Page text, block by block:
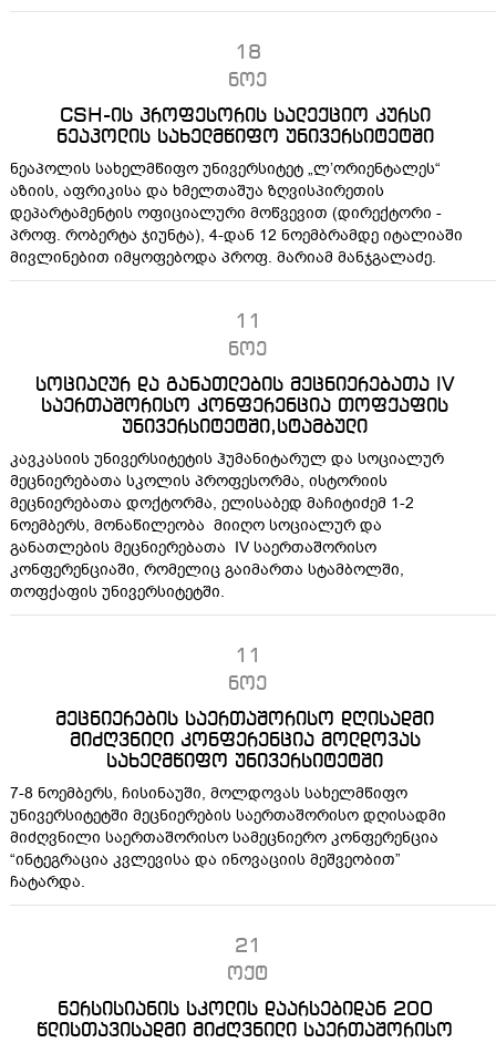
18
ნოე
CSH-ის პროფესორის სალექციო კურსი
ნეაპოლის სახელმწიფო უნივერსიტეტში
ნეაპოლის სახელმწიფო უნივერსიტეტ „ლ’ორიენტალეს“
აზიის, აფრიკისა და ხმელთაშუა ზღვისპირეთის
დეპარტამენტის ოფიციალური მოწვევით (დირექტორი -
პროფ. რობერტა ჯიუნტა), 4-დან 12 ნოემბრამდე იტალიაში
მივლინებით იმყოფებოდა პროფ. მარიამ მანჯგალაძე.
11
ნოე
სოციალურ და განათლების მეცნიერებათა IV
საერთაშორისო კონფერენცია თოფქაფის
უნივერსიტეტში,სტამბული
კავკასიის უნივერსიტეტის ჰუმანიტარულ და სოციალურ
მეცნიერებათა სკოლის პროფესორმა, ისტორიის
მეცნიერებათა დოქტორმა, ელისაბედ მაჩიტიძემ 1-2
ნოემბერს, მონაწილეობა მიიღო სოციალურ და
განათლების მეცნიერებათა IV საერთაშორისო
კონფერენციაში, რომელიც გაიმართა სტამბოლში,
თოფქაფის უნივერსიტეტში.
11
ნოე
მეცნიერების საერთაშორისო დღისადმი
მიძღვნილი კონფერენცია მოლდოვას
სახელმწიფო უნივერსიტეტში
7-8 ნოემბერს, ჩისინაუში, მოლდოვას სახელმწიფო
უნივერსიტეტში მეცნიერების საერთაშორისო დღისადმი
მიძღვნილი საერთაშორისო სამეცნიერო კონფერენცია
“ინტეგრაცია კვლევისა და ინოვაციის მეშვეობით”
ჩატარდა.
21
ოქტ
ნერსისიანის სკოლის დაარსებიდან 200
წლისთავისადმი მიძღვნილი საერთაშორისო